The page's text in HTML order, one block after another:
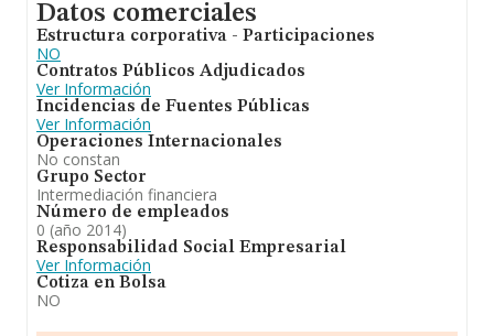
Datos comerciales
Estructura corporativa - Participaciones
NO
Contratos Públicos Adjudicados
Ver Información
Incidencias de Fuentes Públicas
Ver Información
Operaciones Internacionales
No constan
Grupo Sector
Intermediación financiera
Número de empleados
0 (año 2014)
Responsabilidad Social Empresarial
Ver Información
Cotiza en Bolsa
NO